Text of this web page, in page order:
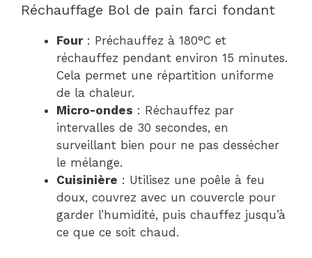
Réchauffage Bol de pain farci fondant
Four: Préchauffez à 180°C et
réchauffez pendant environ 15 minutes.
Cela permet une répartition uniforme
de la chaleur.
Micro-ondes : Réchauffez par
intervalles de 30 secondes, en
surveillant bien pour ne pas dessécher
le mélange.
Cuisinière : Utilisez une poêle à feu
doux, couvrez avec un couvercle pour
garder l’humidité, puis chauffez jusqu’à
ce que ce soit chaud.